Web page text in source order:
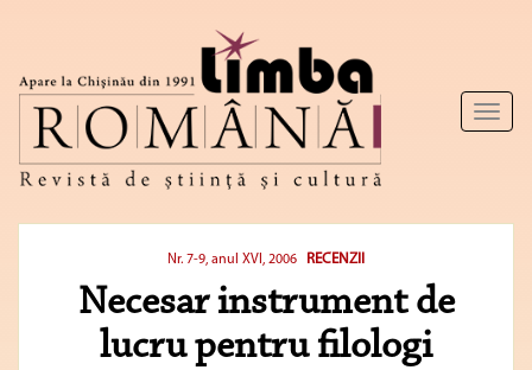
Toggle
Nr. 7-9, anul XVI, 2006 RECENZII
Necesar instrument de
lucru pentru filologi